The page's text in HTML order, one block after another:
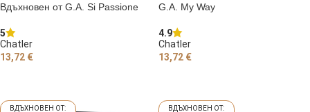
Вдъхновен от G.A. Si Passione
5
Chatler
13,72 €
G.A. My Way
4.9
Chatler
13,72 €